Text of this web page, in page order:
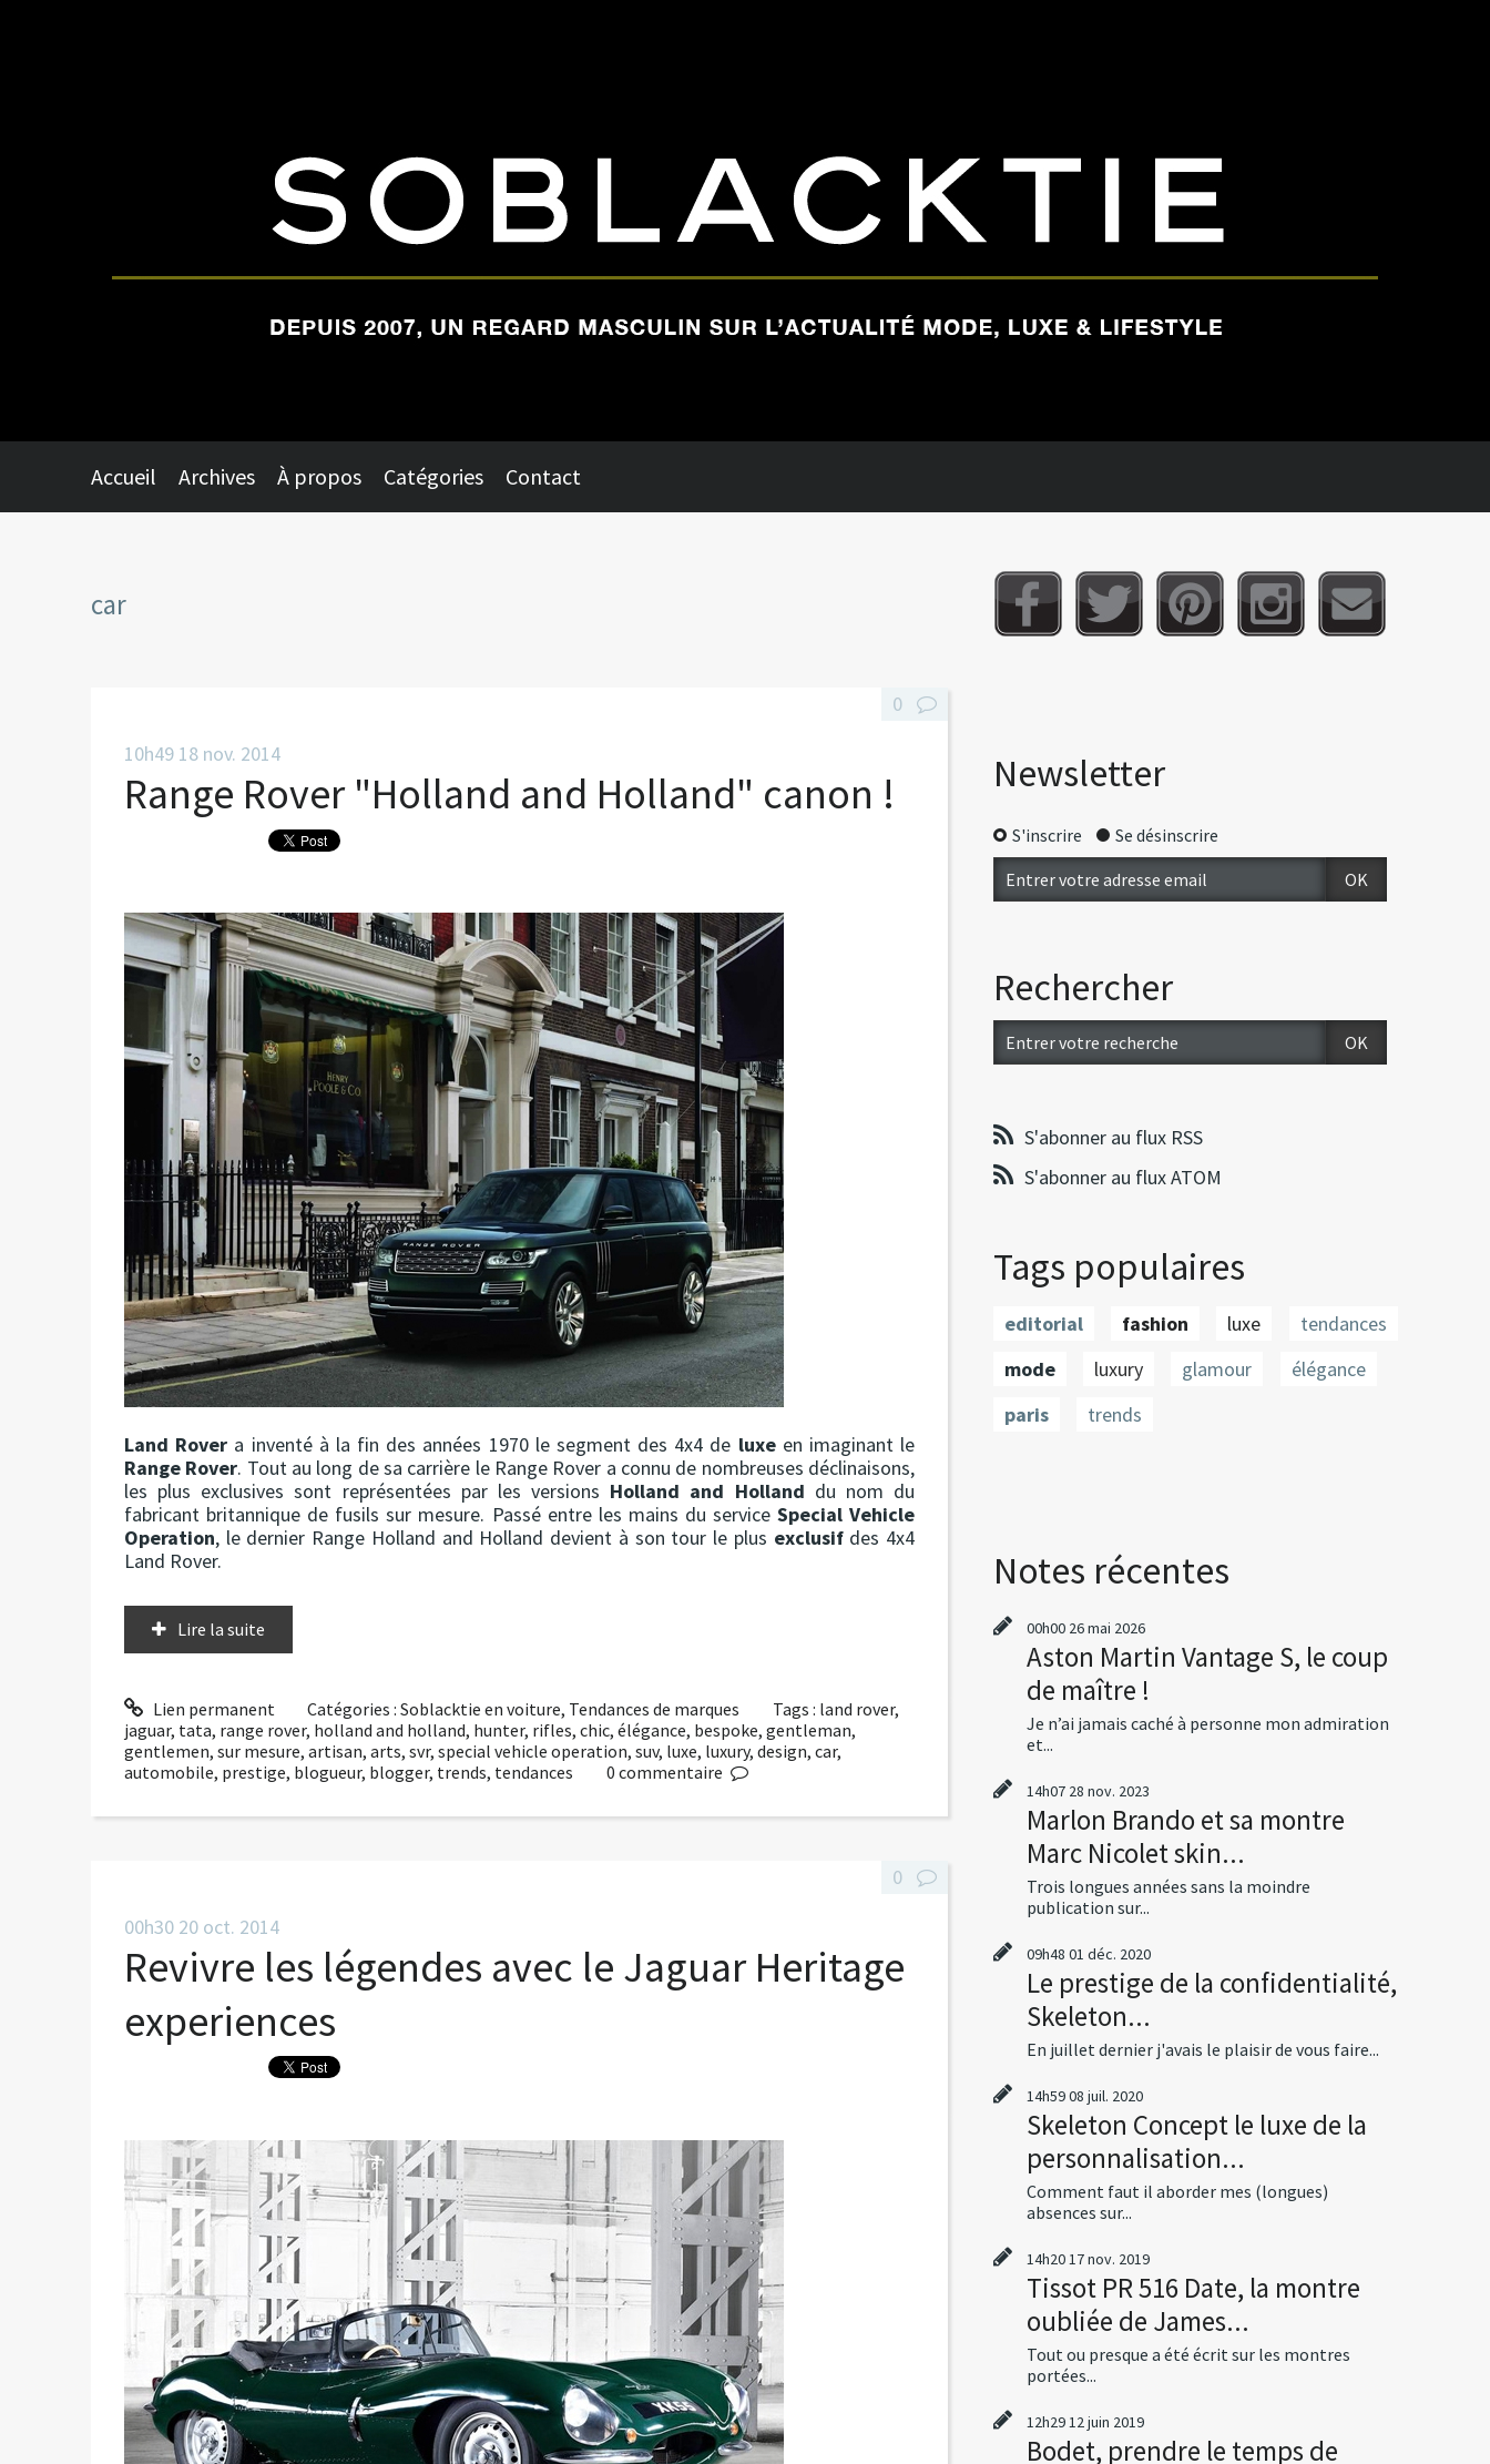
Accueil Archives À propos Catégories Contact
car
10h49 18 nov. 2014
Range Rover "Holland and Holland" canon !
Land Rover a inventé à la fin des années 1970 le segment des 4x4 de luxeen imaginant le
Range Rover. Tout au long de sa carrière le Range Rover a connu de nombreuses déclinaisons,
les plus exclusives sont représentées par les versions Holland and Holland du nom du
fabricant britannique de fusils sur mesure. Passé entre les mains du serviceSpecial Vehicle
Operation, le dernier Range Holland and Holland devient à son tour le plus exclusifdes 4x4
Land Rover.
Lire la suite
Lien permanent Catégories :Soblacktie en voiture, Tendances de marques Tags : land rover,
jaguar, tata, range rover, holland and holland, hunter, rifles, chic, élégance, bespoke, gentleman,
gentlemen, sur mesure, artisan, arts, svr, special vehicle operation, suv, luxe, luxury, design, car,
automobile, prestige, blogueur, blogger, trends, tendances
0
0 commentaire
00h30 20 oct. 2014
Revivre les légendes avec le Jaguar Heritage
experiences
0
Newsletter
S'inscrire Se désinscrire
Rechercher
S'abonner au flux RSS
S'abonner au flux ATOM
Tags populaires
editorial fashion luxe
tendances
mode
luxury glamour
élégance
paris
trends
Notes récentes
00h00 26mai 2026
Aston Martin Vantage S, le coup
de maître !
Je n’ai jamais caché à personne mon admiration
et...
14h07 28 nov. 2023
Marlon Brando et sa montre
Marc Nicolet skin...
Trois longues années sans la moindre
publication sur...
09h48 01 déc. 2020
Le prestige de la confidentialité,
Skeleton...
En juillet dernier j'avais le plaisir de vous faire...
14h5908 juil. 2020
Skeleton Concept le luxe de la
personnalisation...
Comment faut il aborder mes (longues)
absences sur...
14h2017nov. 2019
Tissot PR 516 Date, la montre
oubliée de James...
Tout ou presque a été écrit sur les montres
portées...
12h2912juin 2019
Bodet, prendre le temps de